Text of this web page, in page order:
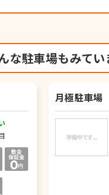
な駐車場もみてい
月極駐車場